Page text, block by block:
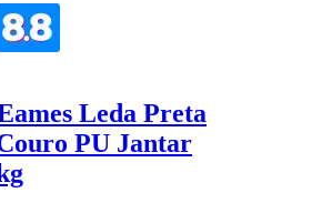
Leda Preta
PU Jantar